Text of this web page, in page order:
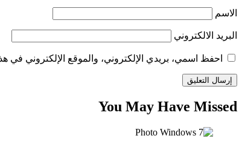
الاسم
البريد الالكتروني
احفظ اسمي، بريدي الإلكتروني، والموقع الإلكتروني في
You May Have Missed